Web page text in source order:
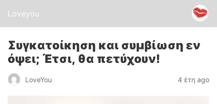
Loveyou
Συγκατοίκηση και συμβίωση εν
όψει; Έτσι, θα πετύχουν!
LoveYou 4 έτη ago